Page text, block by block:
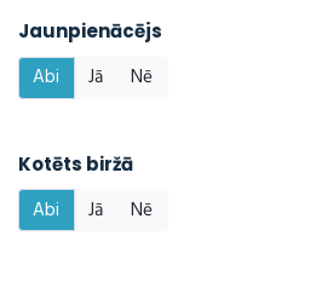
Jaunpienācējs
Abi Jā Nē
Kotēts biržā
Abi Jā Nē